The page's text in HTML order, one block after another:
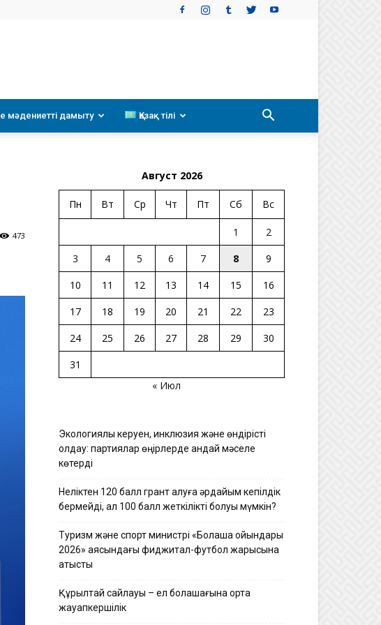
мәдениетті дамыту Қазақ тілі
473
Август 2026
Пн Вт Ср Чт Пт Сб Вс
1
2
3
4 5 6 7 8
9
10
11 12 13 14 15
16
17
18 19 20 21 22
23
24
25 26 27 28 29
30
31
« Июл
Экологиялық керуен, инклюзия және өндірісті
қолдау: партиялар өңірлерде қандай мәселе
көтерді
Неліктен 120 балл грант алуға әрдайым кепілдік
бермейді, ал 100 балл жеткілікті болуы мүмкін?
Туризм және спорт министрі «Болашақ ойындары
2026» аясындағы фиджитал-футбол жарысына
қатысты
Құрылтай сайлауы – ел болашағына ортақ
жауапкершілік